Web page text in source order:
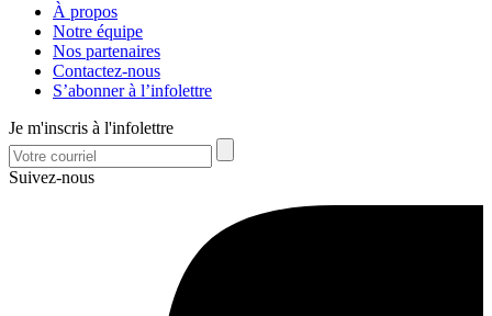
À propos
Notre équipe
Nos partenaires
Contactez-nous
S’abonner à l’infolettre
Je m'inscris à l'infolettre
Suivez-nous